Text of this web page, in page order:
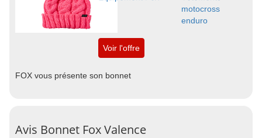
motocross
enduro
Voir l'offre
FOX vous présente son bonnet
Avis Bonnet Fox Valence